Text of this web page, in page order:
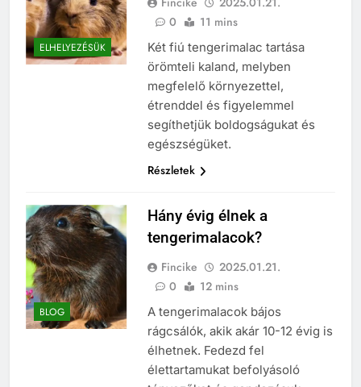
ELHELYEZÉSÜK
0
11 mins
Két fiú tengerimalac tartása
örömteli kaland, melyben
megfelelő környezettel,
étrenddel és figyelemmel
segíthetjük boldogságukat és
egészségüket.
Részletek
BLOG
Hány évig élnek a
tengerimalacok?
Fincike
2025.01.21.
0
12 mins
A tengerimalacok bájos
rágcsálók, akik akár 10-12 évig is
élhetnek. Fedezd fel
élettartamukat befolyásoló